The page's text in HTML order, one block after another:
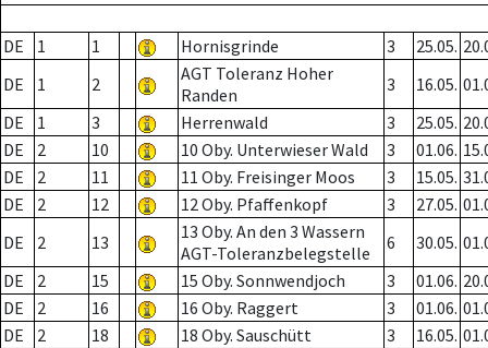
DE 1 1 Hornisgrinde 3 25.05.
DE
1 2
AGT Toleranz Hoher
Randen
3 16.05.
DE
1 3 Herrenwald 3 25.05.
DE
2 10 10 Oby. Unterwieser Wald 3 01.06.
DE
2 11 11 Oby. Freisinger Moos 3 15.05.
DE
2 12 12 Oby. Pfaffenkopf 3 27.05.
DE
2 13
13 Oby. An den 3 Wassern
AGT-Toleranzbelegstelle
6 30.05.
DE
2 15 15 Oby. Sonnwendjoch 3 01.06.
DE
2 16 16 Oby. Raggert 3 01.06.
DE
2 18 18 Oby. Sauschütt 3 16.05.